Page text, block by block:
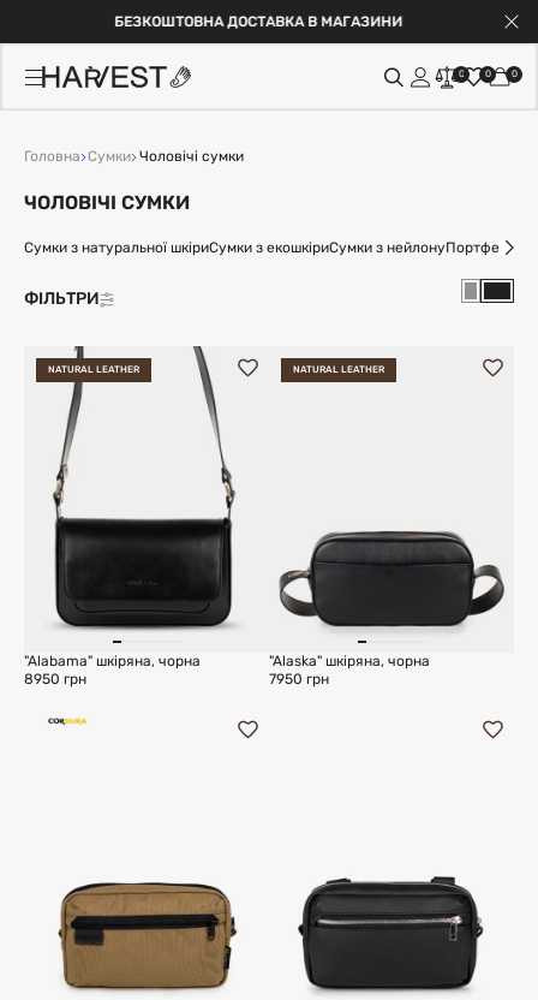
ГАРАНТІЯ НА АКСЕСУАРИ ДО 2-Х РОКІВ
0 0 0
Головна Сумки Чоловічі сумки
ЧОЛОВІЧІ СУМКИ
Сумки з натуральної шкіриСумки з екошкіриСумки з нейлонуПортфелі
ФІЛЬТРИ
NATURAL LEATHER
"Alabama" шкіряна, чорна
8950 грн
NATURAL LEATHER
"Alaska" шкіряна, чорна
7950 грн